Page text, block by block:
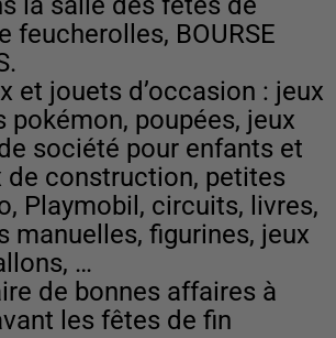
feucherolles, BOURSE
et jouets d’occasion : jeux
pokémon, poupées, jeux
société pour enfants et
de construction, petites
Playmobil, circuits, livres,
manuelles, figurines, jeux
…
de bonnes affaires à
les fêtes de fin